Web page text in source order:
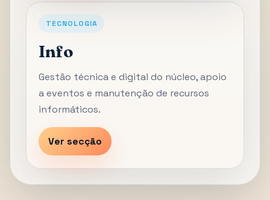
TECNOLOGIA
Info
Gestão técnica e digital do núcleo, apoio
a eventos e manutenção de recursos
informáticos.
Ver secção